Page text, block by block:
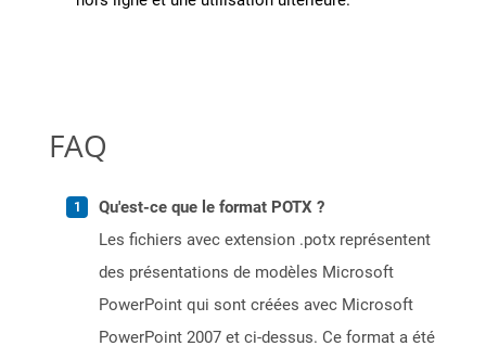
FAQ
Qu'est-ce que le format POTX ?
Les fichiers avec extension .potx représentent
des présentations de modèles Microsoft
PowerPoint qui sont créées avec Microsoft
PowerPoint 2007 et ci-dessus. Ce format a été